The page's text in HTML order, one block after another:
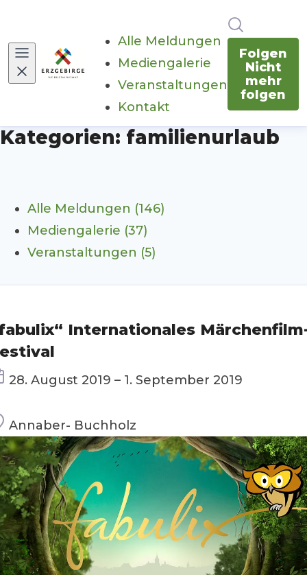
Alle Meldungen
Mediengalerie
Veranstaltungen
Kontakt
Folgen
Nicht
mehr
folgen
Kategorien: familienurlaub
Alle Meldungen (146)
Mediengalerie (37)
Veranstaltungen (5)
Internationales
Termin
28. August 2019 – 1. September 2019
Ort
Annaber- Buchholz